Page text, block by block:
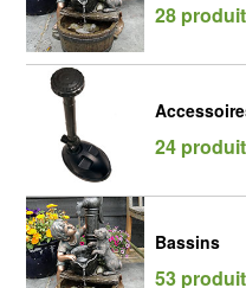
28
24
Bassins
53